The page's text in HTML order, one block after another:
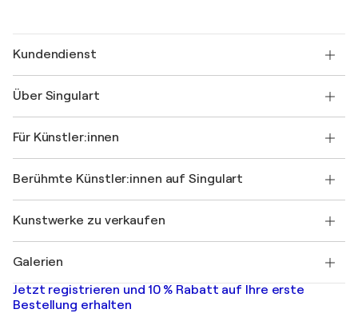
Kundendienst
Versand
Einen Gutschein verschenken
Werden Sie Mitglied unseres Handelsprogramms
Ihr Konto
+49 30 31196995
Über Singulart
FAQ
Singulart-Magazin
Jobs
Entdecken Sie kuratierte Originalkunst
Für Künstler:innen
Als Künstler anmelden
Berühmte Künstler:innen auf Singulart
Marc Chagall
Banksy
Mr. Brainwash
Shepard Fairey
Kunstwerke zu verkaufen
Abstrakte Gemälde zu verkaufen
Landschaftsgemälde
Drucke
Galerien
Kunstgalerien in Deutschland
Kunstgalerien in Schweiz
Jetzt registrieren und 10 % Rabatt auf Ihre erste
Bestellung erhalten